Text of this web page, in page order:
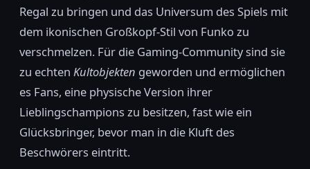
Regal zu bringen und das Universum des Spiels mit
dem ikonischen Großkopf-Stil von Funko zu
verschmelzen. Für die Gaming-Community sind sie
zu echten Kultobjekten geworden und ermöglichen
es Fans, eine physische Version ihrer
Lieblingschampions zu besitzen, fast wie ein
Glücksbringer, bevor man in die Kluft des
Beschwörers eintritt.